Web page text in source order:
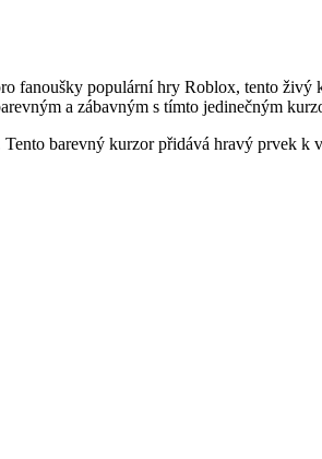
populární hry Roblox, tento živý
a zábavným s tímto jedinečným
barevný kurzor přidává hravý prvek